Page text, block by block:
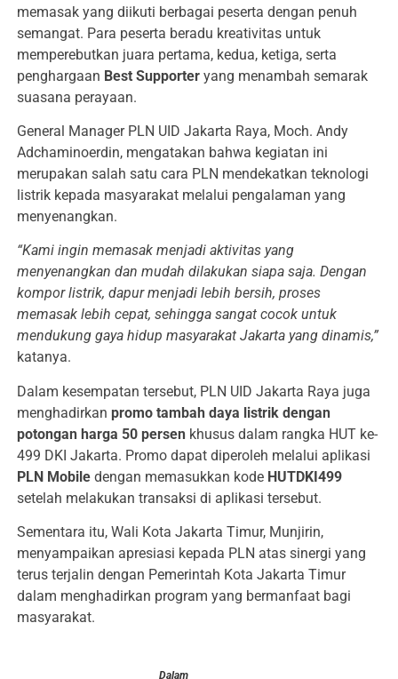
memasak yang diikuti berbagai peserta dengan penuh
semangat. Para peserta beradu kreativitas untuk
memperebutkan juara pertama, kedua, ketiga, serta
penghargaan Best Supporter yang menambah semarak
suasana perayaan.
General Manager PLN UID Jakarta Raya, Moch. Andy
Adchaminoerdin, mengatakan bahwa kegiatan ini
merupakan salah satu cara PLN mendekatkan teknologi
listrik kepada masyarakat melalui pengalaman yang
menyenangkan.
“Kami ingin memasak menjadi aktivitas yang
menyenangkan dan mudah dilakukan siapa saja. Dengan
kompor listrik, dapur menjadi lebih bersih, proses
memasak lebih cepat, sehingga sangat cocok untuk
mendukung gaya hidup masyarakat Jakarta yang dinamis,”
katanya.
Dalam kesempatan tersebut, PLN UID Jakarta Raya juga
menghadirkan promo tambah daya listrik dengan
potongan harga 50 persen khusus dalam rangka HUT ke-
499 DKI Jakarta. Promo dapat diperoleh melalui aplikasi
PLN Mobile dengan memasukkan kode HUTDKI499
setelah melakukan transaksi di aplikasi tersebut.
Sementara itu, Wali Kota Jakarta Timur, Munjirin,
menyampaikan apresiasi kepada PLN atas sinergi yang
terus terjalin dengan Pemerintah Kota Jakarta Timur
dalam menghadirkan program yang bermanfaat bagi
masyarakat.
Dalam